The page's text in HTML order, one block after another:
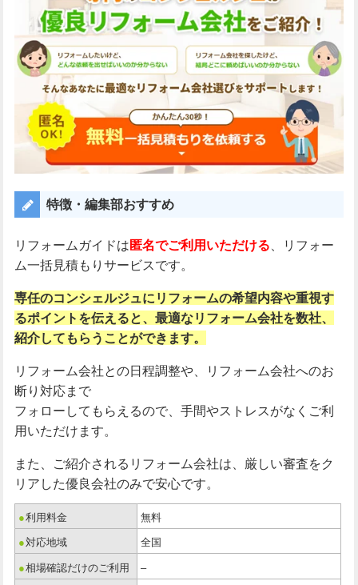
特徴・編集部おすすめ
リフォームガイドは匿名でご利用いただける 、リフォー
ム一括見積もりサービスです。
専任のコンシェルジュにリフォームの希望内容や重視す
るポイントを伝えると、 最適なリフォーム会社を数社、
紹介してもらうことができます。
リフォーム会社との日程調整や、リフォーム会社へのお
断り対応まで
フォローしてもらえるので、手間やストレスがなくご利
用いただけます。
また、ご紹介されるリフォーム会社は、厳しい審査をク
リアした優良会社のみで安心です。
●利用料金 無料
●対応地域 全国
●相場確認だけのご利用 –